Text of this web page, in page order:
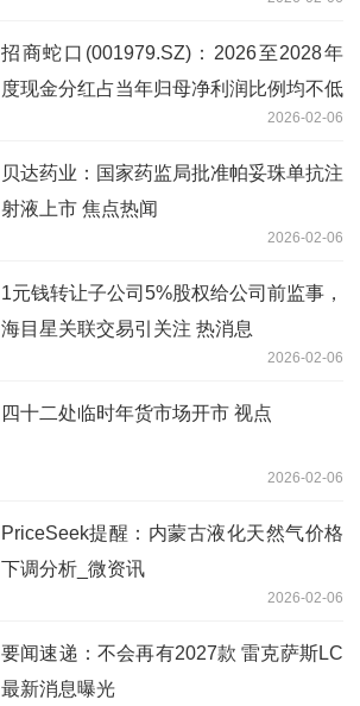
招商蛇口(001979.SZ)：2026至2028年
度现金分红占当年归母净利润比例均不低
2026-02-06
贝达药业：国家药监局批准帕妥珠单抗注
射液上市 焦点热闻
2026-02-06
1元钱转让子公司5%股权给公司前监事，
海目星关联交易引关注 热消息
2026-02-06
四十二处临时年货市场开市 视点
2026-02-06
PriceSeek提醒：内蒙古液化天然气价格
下调分析_微资讯
2026-02-06
要闻速递：不会再有2027款 雷克萨斯LC
最新消息曝光